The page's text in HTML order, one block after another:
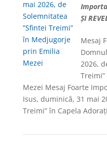
ȘI
Mesaj
2026,
Mezei Mesaj Foarte
Isus, duminică, 31 mai
Treimi” în Capela